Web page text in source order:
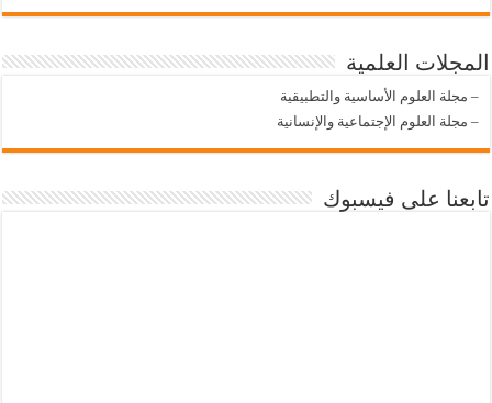
المجلات العلمية
– مجلة العلوم الأساسية والتطبيقية
– مجلة العلوم الإجتماعية والإنسانية
تابعنا على فيسبوك